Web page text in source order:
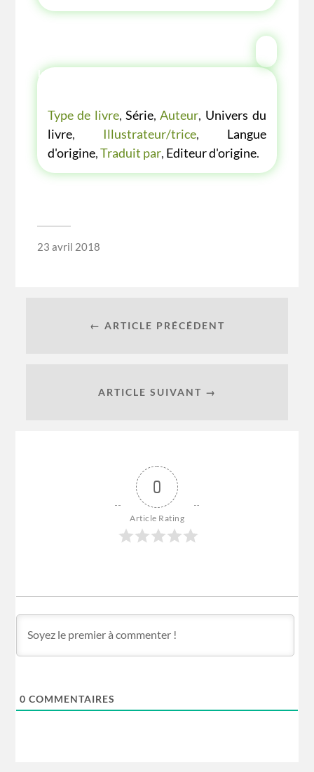
LES P'TITES LISTES DES BIBLIOTHÈQUE
Type de livre, Série, Auteur, Univers du
livre, Illustrateur/trice, Langue
d'origine,Traduit par, Editeur d'origine.
23 avril 2018
← ARTICLE PRÉCÉDENT
ARTICLE SUIVANT →
0
Article Rating
0 COMMENTAIRES